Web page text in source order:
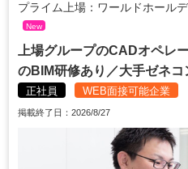
プライム上場：ワールドホール
New
上場グループのCADオペレ
のBIM研修あり／大手ゼネ
正社員 WEB面接可能企業
掲載終了日：2026/8/27